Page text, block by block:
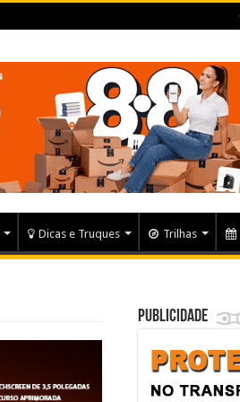
Dicas e Truques Trilhas
Publicidade